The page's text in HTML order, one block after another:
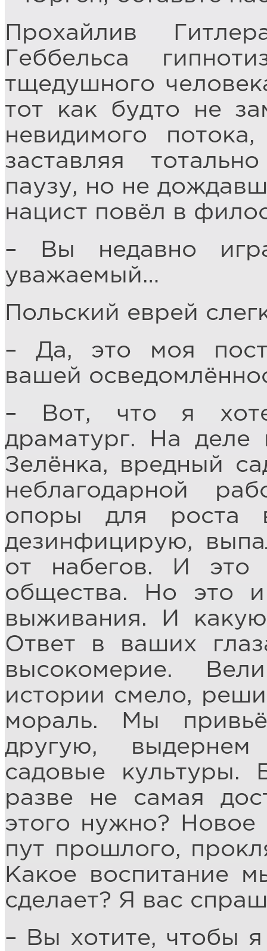
Прохайлив
Геббельса
тщедушного
тот как будто не
невидимого
заставляя
паузу, но не
нацист повёл в
– Вы недавно
уважаемый…
Польский еврей
– Да, это моя
вашей
– Вот, что я
драматург. На
Зелёнка, вредный
неблагодарной
опоры для роста
дезинфицирую,
от набегов. И это
общества. Но это
выживания. И
Ответ в ваших
высокомерие.
истории смело,
мораль. Мы
другую,
садовые культуры.
разве не самая
этого нужно? Новое
пут прошлого,
Какое воспитание
сделает? Я вас
– Вы хотите, чтобы я